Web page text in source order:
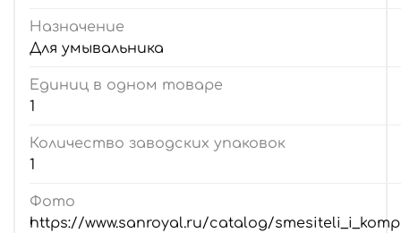
Назначение
Для умывальника
Единиц в одном товаре
1
Количество заводских упаковок
1
Фото
https://www.sanroyal.ru/catalog/